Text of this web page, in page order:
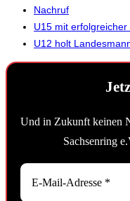
Nachruf
U15 mit
U12 holt
Und in Zukunft keinen
Sachsenring